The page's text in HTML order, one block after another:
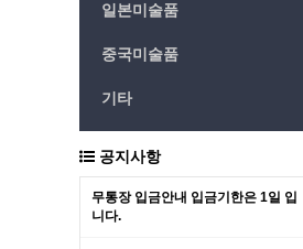
일본미술품
중국미술품
기타
공지사항
무통장 입금안내 입금기한은 1일 입
니다.